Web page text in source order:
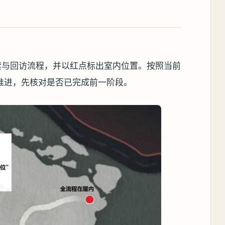
回访流程，并以红点标出室内位置。按照当前
，先核对是否已完成前一阶段。